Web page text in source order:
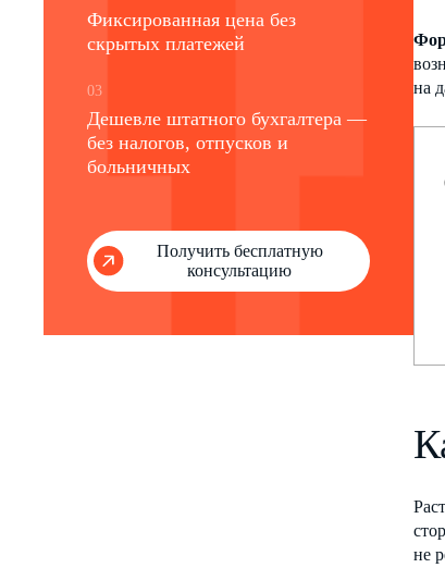
Фиксированная цена без
скрытых платежей
03
Дешевле штатного бухгалтера —
без налогов, отпусков и
больничных
Получить бесплатную
консультацию
на
не